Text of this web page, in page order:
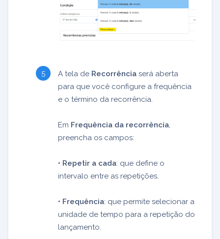
A tela de Recorrência será aberta
para que você configure a frequência
e o término da recorrência.
Em Frequência da recorrência,
preencha os campos:
• Repetir a cada: que define o
intervalo entre as repetições.
• Frequência: que permite selecionar a
unidade de tempo para a repetição do
lançamento.